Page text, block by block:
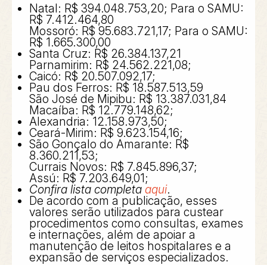
Natal: R$ 394.048.753,20; Para o SAMU:
R$ 7.412.464,80
Mossoró: R$ 95.683.721,17; Para o SAMU:
R$ 1.665.300,00
Santa Cruz: R$ 26.384.137,21
Parnamirim: R$ 24.562.221,08;
Caicó: R$ 20.507.092,17;
Pau dos Ferros: R$ 18.587.513,59
São José de Mipibu: R$ 13.387.031,84
Macaíba: R$ 12.779.148,62;
Alexandria: 12.158.973,50;
Ceará-Mirim: R$ 9.623.154,16;
São Gonçalo do Amarante: R$
8.360.211,53;
Currais Novos: R$ 7.845.896,37;
Assú: R$ 7.203.649,01;
Confira lista completaaqui.
De acordo com a publicação, esses
valores serão utilizados para custear
procedimentos como consultas, exames
e internações, além de apoiar a
manutenção de leitos hospitalares e a
expansão de serviços especializados.